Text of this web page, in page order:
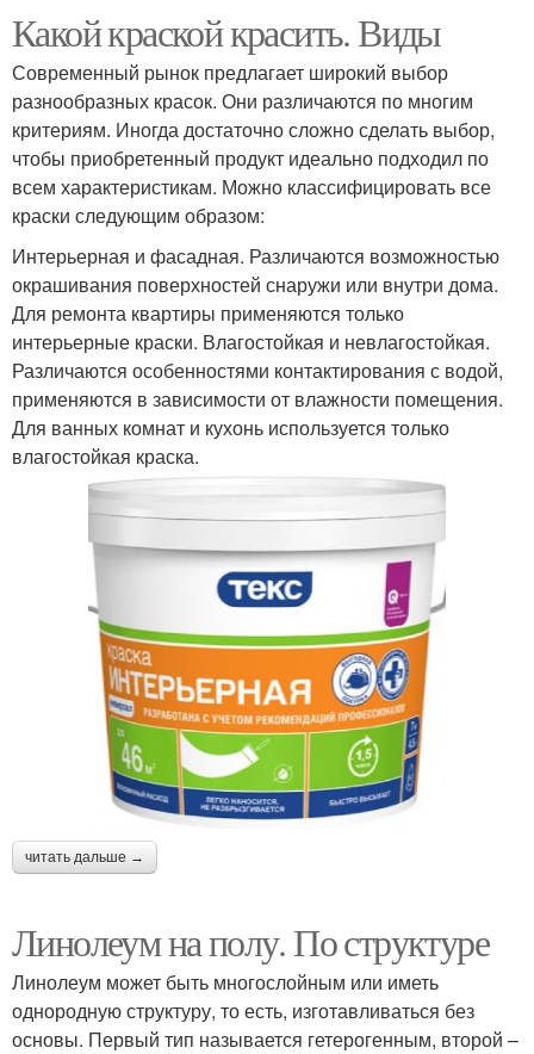
Какой краской красить. Виды
Современный рынок предлагает широкий выбор
разнообразных красок. Они различаются по многим
критериям. Иногда достаточно сложно сделать выбор,
чтобы приобретенный продукт идеально подходил по
всем характеристикам. Можно классифицировать все
краски следующим образом:
Интерьерная и фасадная. Различаются возможностью
окрашивания поверхностей снаружи или внутри дома.
Для ремонта квартиры применяются только
интерьерные краски. Влагостойкая и невлагостойкая.
Различаются особенностями контактирования с водой,
применяются в зависимости от влажности помещения.
Для ванных комнат и кухонь используется только
влагостойкая краска.
читать дальше →
Линолеум на полу. По структуре
Линолеум может быть многослойным или иметь
однородную структуру, то есть, изготавливаться без
основы. Первый тип называется гетерогенным, второй –